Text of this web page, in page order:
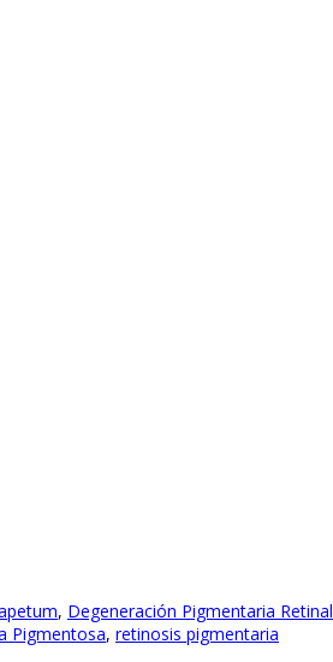
, Degeneración Pigmentaria Retinal
Pigmentosa, retinosis pigmentaria